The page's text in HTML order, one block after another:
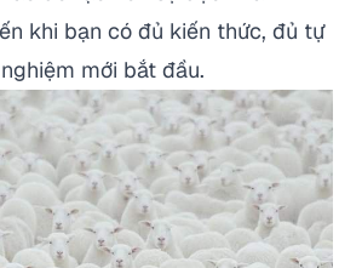
khi bạn có đủ kiến thức, đủ tự
mới bắt đầu.